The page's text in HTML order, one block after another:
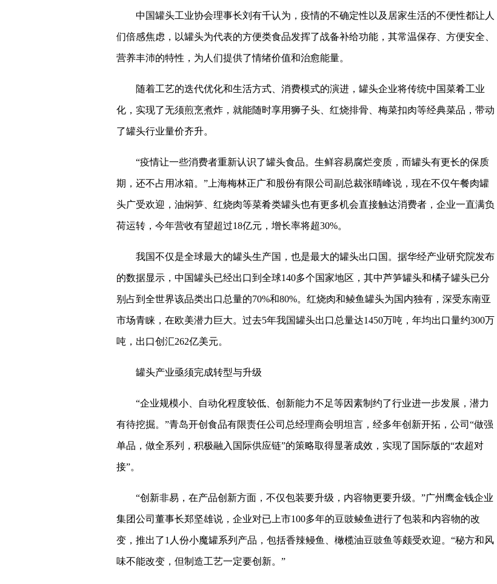
中国罐头工业协会理事长刘有千认为，疫情的不确定性以及居家生活的不便性都让人
们倍感焦虑，以罐头为代表的方便类食品发挥了战备补给功能，其常温保存、方便安全、
营养丰沛的特性，为人们提供了情绪价值和治愈能量。
随着工艺的迭代优化和生活方式、消费模式的演进，罐头企业将传统中国菜肴工业
化，实现了无须煎烹煮炸，就能随时享用狮子头、红烧排骨、梅菜扣肉等经典菜品，带动
了罐头行业量价齐升。
“疫情让一些消费者重新认识了罐头食品。生鲜容易腐烂变质，而罐头有更长的保质
期，还不占用冰箱。”上海梅林正广和股份有限公司副总裁张晴峰说，现在不仅午餐肉罐
头广受欢迎，油焖笋、红烧肉等菜肴类罐头也有更多机会直接触达消费者，企业一直满负
荷运转，今年营收有望超过18亿元，增长率将超30%。
我国不仅是全球最大的罐头生产国，也是最大的罐头出口国。据华经产业研究院发布
的数据显示，中国罐头已经出口到全球140多个国家地区，其中芦笋罐头和橘子罐头已分
别占到全世界该品类出口总量的70%和80%。红烧肉和鲮鱼罐头为国内独有，深受东南亚
市场青睐，在欧美潜力巨大。过去5年我国罐头出口总量达1450万吨，年均出口量约300万
吨，出口创汇262亿美元。
罐头产业亟须完成转型与升级
“企业规模小、自动化程度较低、创新能力不足等因素制约了行业进一步发展，潜力
有待挖掘。”青岛开创食品有限责任公司总经理商会明坦言，经多年创新开拓，公司“做强
单品，做全系列，积极融入国际供应链”的策略取得显著成效，实现了国际版的“农超对
接”。
“创新非易，在产品创新方面，不仅包装要升级，内容物更要升级。”广州鹰金钱企业
集团公司董事长郑坚雄说，企业对已上市100多年的豆豉鲮鱼进行了包装和内容物的改
变，推出了1人份小魔罐系列产品，包括香辣鳗鱼、橄榄油豆豉鱼等颇受欢迎。“秘方和风
味不能改变，但制造工艺一定要创新。”